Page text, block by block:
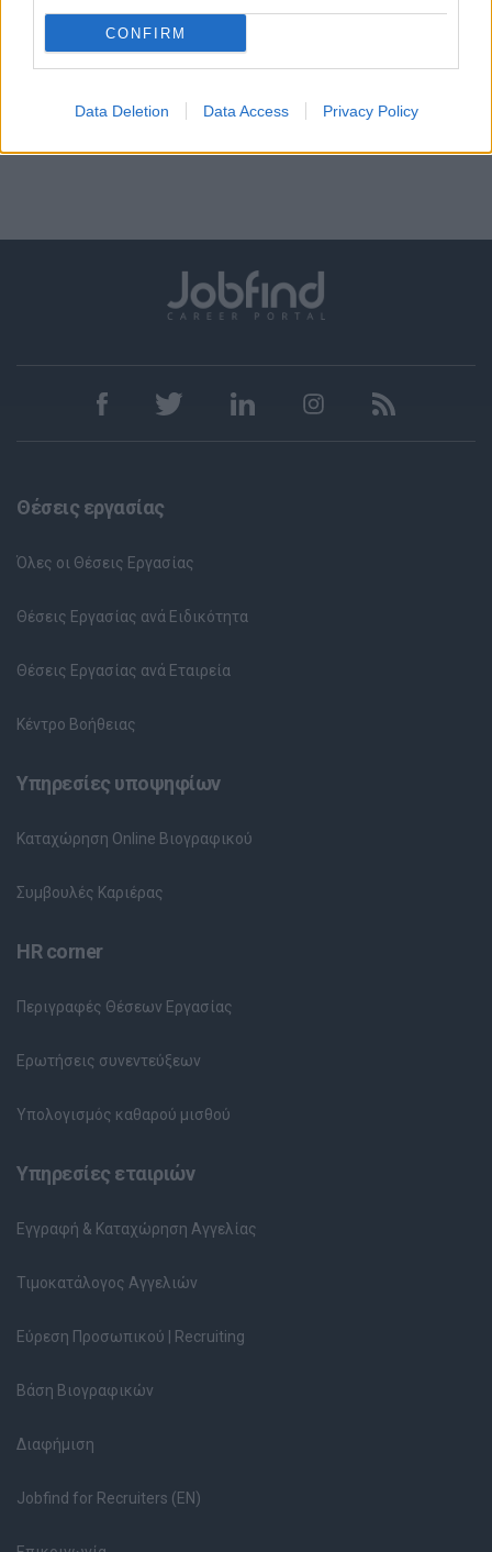
CONFIRM
Data Deletion Data Access Privacy Policy
Θέσεις εργασίας
Όλες οι Θέσεις Εργασίας
Θέσεις Εργασίας ανά Ειδικότητα
Θέσεις Εργασίας ανά Εταιρεία
Κέντρο Βοήθειας
Υπηρεσίες υποψηφίων
Καταχώρηση Online Βιογραφικού
Συμβουλές Καριέρας
HR corner
Περιγραφές Θέσεων Εργασίας
Ερωτήσεις συνεντεύξεων
Υπολογισμός καθαρού μισθού
Υπηρεσίες εταιριών
Εγγραφή & Καταχώρηση Αγγελίας
Τιμοκατάλογος Αγγελιών
Εύρεση Προσωπικού | Recruiting
Βάση Βιογραφικών
Διαφήμιση
Jobfind for Recruiters (EN)